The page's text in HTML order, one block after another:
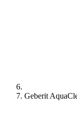
Geberit